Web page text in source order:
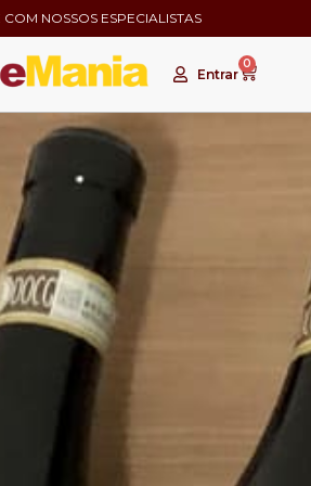
COM NOSSOS ESPECIALISTAS
Entrar
0